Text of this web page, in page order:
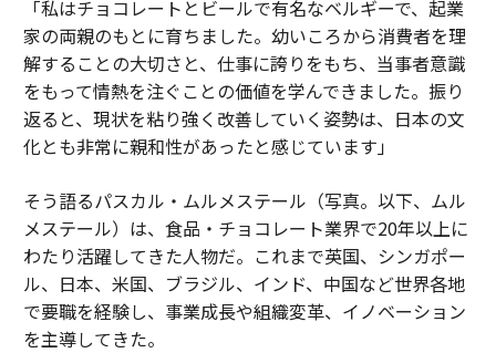
「私はチョコレートとビールで有名なベルギーで、起業
家の両親のもとに育ちました。幼いころから消費者を理
解することの大切さと、仕事に誇りをもち、当事者意識
をもって情熱を注ぐことの価値を学んできました。振り
返ると、現状を粘り強く改善していく姿勢は、日本の文
化とも非常に親和性があったと感じています」
そう語るパスカル・ムルメステール（写真。以下、ムル
メステール）は、食品・チョコレート業界で20年以上に
わたり活躍してきた人物だ。これまで英国、シンガポー
ル、日本、米国、ブラジル、インド、中国など世界各地
で要職を経験し、事業成長や組織変革、イノベーション
を主導してきた。